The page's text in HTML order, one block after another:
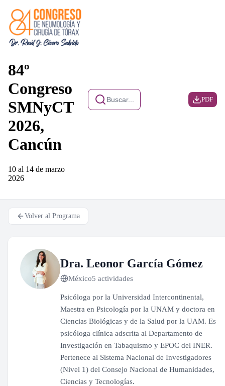
84º
Congreso
SMNyCT
2026,
Cancún
10 al 14 de marzo
2026
Buscar... PDF
Volver al Programa
Dra. Leonor García Gómez
México5 actividades
Psicóloga por la Universidad Intercontinental,
Maestra en Psicología por la UNAM y doctora en
Ciencias Biológicas y de la Salud por la UAM. Es
psicóloga clínica adscrita al Departamento de
Investigación en Tabaquismo y EPOC del INER.
Pertenece al Sistema Nacional de Investigadores
(Nivel 1) del Consejo Nacional de Humanidades,
Ciencias y Tecnologías.